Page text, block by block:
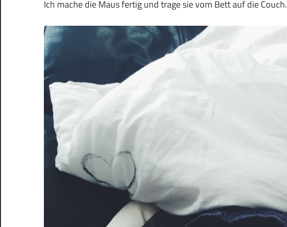
Ich mache die Maus fertig und trage sie vom Bett auf die Couch.